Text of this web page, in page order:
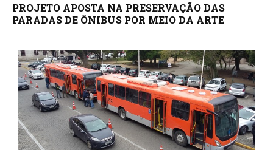
PROJETO APOSTA NA PRESERVAÇÃO DAS
PARADAS DE ÔNIBUS POR MEIO DA ARTE